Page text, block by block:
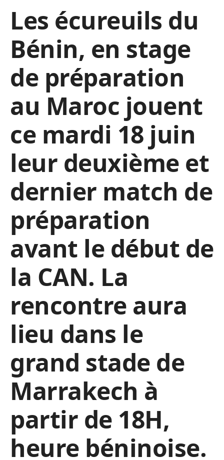
Les écureuils du
Bénin, en stage
de préparation
au Maroc jouent
ce mardi 18 juin
leur deuxième et
dernier match de
préparation
avant le début de
la CAN. La
rencontre aura
lieu dans le
grand stade de
Marrakech à
partir de 18H,
heure béninoise.